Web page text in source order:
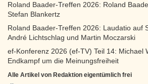
Roland Baader-Treffen 2026: Roland
Stefan Blankertz
Roland Baader-Treffen 2026: Laudatio auf
André Lichtschlag und Martin Moczarski
ef-Konferenz 2026 (ef-TV) Teil 14: Michael
Endkampf um die Meinungsfreiheit
Alle Artikel von Redaktion eigentümlich frei